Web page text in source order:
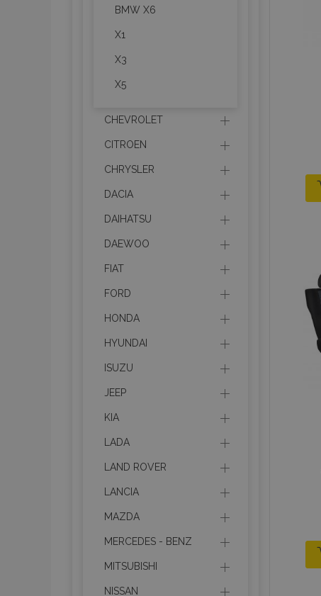
BMW X6
X1
X3
X5
CHEVROLET
CITROEN
CHRYSLER
DACIA
DAIHATSU
DAEWOO
FIAT
FORD
HONDA
HYUNDAI
ISUZU
JEEP
KIA
LADA
LAND ROVER
LANCIA
MAZDA
MERCEDES - BENZ
MITSUBISHI
NISSAN